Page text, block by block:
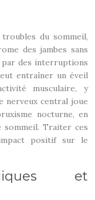
du sommeil,
des jambes sans
par des interruptions
entraîner un éveil
musculaire, y
nerveux central joue
nocturne, en
sommeil. Traiter ces
positif sur le
et